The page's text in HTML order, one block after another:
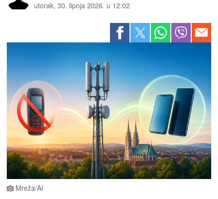
utorak, 30. lipnja 2026. u 12:02
Mreža/AI